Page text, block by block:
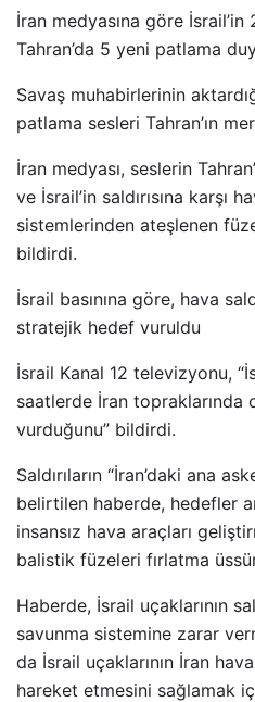
İran medyasına göre İsrail’in
Tahran’da 5 yeni patlama
Savaş muhabirlerinin
patlama sesleri Tahran’ın
İran medyası, seslerin
ve İsrail’in saldırısına karşı
sistemlerinden ateşlenen
bildirdi.
İsrail basınına göre, hava
stratejik hedef vuruldu
İsrail Kanal 12 televizyonu,
saatlerde İran
vurduğunu” bildirdi.
Saldırıların “İran’daki ana
belirtilen haberde, hedefler
insansız hava araçları
balistik füzeleri fırlatma
Haberde, İsrail uçaklarının
savunma sistemine zarar
da İsrail uçaklarının İran
hareket etmesini sağlamak